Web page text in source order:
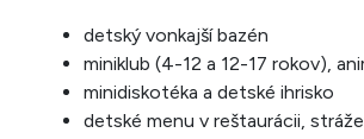
detský vonkajší bazén
miniklub (4-12 a 12-17 rokov),
minidiskotéka a detské ihrisko
detské menu v reštaurácii,